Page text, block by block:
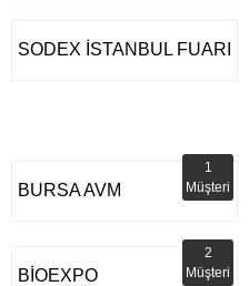
SODEX İSTANBUL FUARI
BURSA AVM
1
Müşteri
BİOEXPO
2
Müşteri